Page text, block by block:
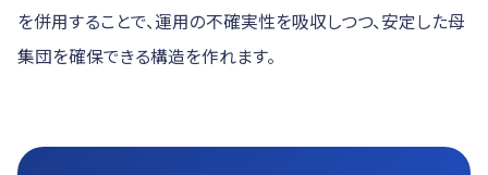
を併用することで、運用の不確実性を吸収しつつ、安定した母
集団を確保できる構造を作れます。